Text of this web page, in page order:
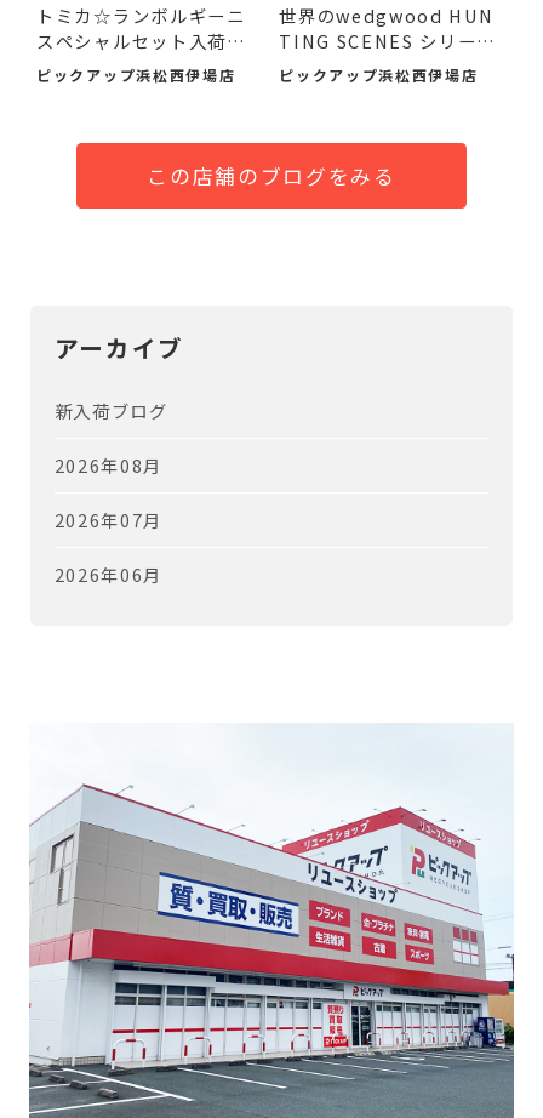
トミカ☆ランボルギーニ
スペシャルセット入荷し
まし...
ピックアップ浜松西伊場店
世界のwedgwood HUN
TING SCENES シリーズ
のアイテ...
ピックアップ浜松西伊場店
この店舗のブログをみる
アーカイブ
新入荷ブログ
2026年08月
2026年07月
2026年06月